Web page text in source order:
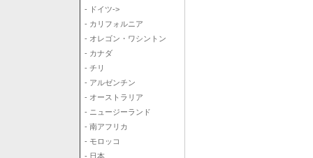
- ドイツ->
- カリフォルニア
- オレゴン・ワシントン
- カナダ
- チリ
- アルゼンチン
- オーストラリア
- ニュージーランド
- 南アフリカ
- モロッコ
- 日本